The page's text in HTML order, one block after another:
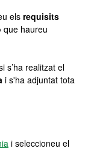
els requisits
que haureu
s’ha realitzat el
i s'ha adjuntat tota
i seleccioneu el